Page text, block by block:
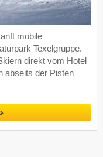
mobile
Texelgruppe.
direkt vom Hotel
abseits der Pisten